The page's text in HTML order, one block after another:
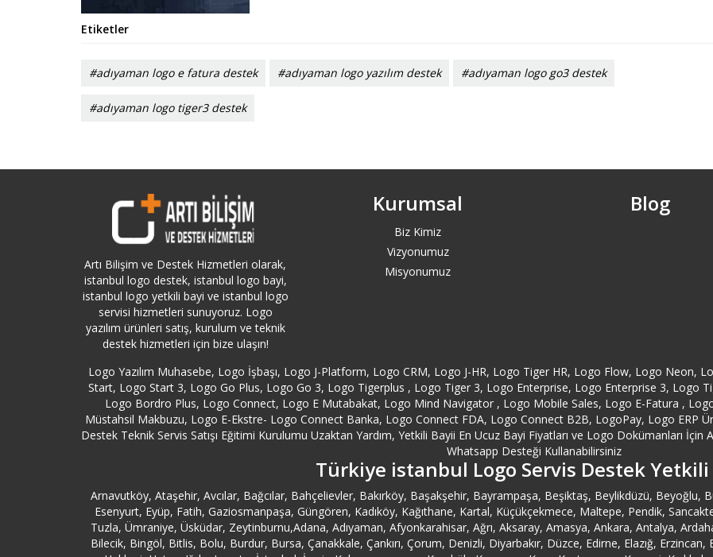
Etiketler
#adıyaman logo e fatura destek #adıyaman logo yazılım destek #adıyaman logo go3 destek
#adıyaman logo tiger3 destek
Artı Bilişim ve Destek Hizmetleri olarak,
istanbul logo destek, istanbul logo bayi,
istanbul logo yetkili bayi ve istanbul logo
servisi hizmetleri sunuyoruz. Logo
yazılım ürünleri satış, kurulum ve teknik
destek hizmetleri için bize ulaşın!
Kurumsal
Biz Kimiz
Vizyonumuz
Misyonumuz
Blog
Logo Yazılım Muhasebe, Logo İşbaşı, Logo J-Platform, Logo CRM, Logo J-HR, Logo Tiger HR, Logo Flow, Logo
Start, Logo Start 3, Logo Go Plus, Logo Go 3, Logo Tigerplus , Logo Tiger 3, Logo Enterprise, Logo Enterprise 3, Logo
Logo Bordro Plus, Logo Connect, Logo E Mutabakat, Logo Mind Navigator , Logo Mobile Sales, Logo E-Fatura ,
Müstahsil Makbuzu, Logo E-Ekstre- Logo Connect Banka, Logo Connect FDA, Logo Connect B2B, LogoPay, Logo ERP
Destek Teknik Servis Satışı Eğitimi Kurulumu Uzaktan Yardım, Yetkili Bayii En Ucuz Bayi Fiyatları ve Logo Dokümanları
Whatsapp Desteği Kullanabilirsiniz
Türkiye istanbul Logo Servis Destek Yetkili
Arnavutköy, Ataşehir, Avcılar, Bağcılar, Bahçelievler, Bakırköy, Başakşehir, Bayrampaşa, Beşiktaş, Beylikdüzü, Beyoğlu,
Esenyurt, Eyüp, Fatih, Gaziosmanpaşa, Güngören, Kadıköy, Kağıthane, Kartal, Küçükçekmece, Maltepe, Pendik,
Tuzla, Ümraniye, Üsküdar, Zeytinburnu,Adana, Adıyaman, Afyonkarahisar, Ağrı, Aksaray, Amasya, Ankara, Antalya,
Bilecik, Bingöl, Bitlis, Bolu, Burdur, Bursa, Çanakkale, Çankırı, Çorum, Denizli, Diyarbakır, Düzce, Edirne, Elazığ,